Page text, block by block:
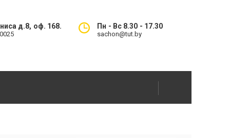
д.8, оф. 168. Пн - Вс 8.30 - 17.30
sachon@tut.by